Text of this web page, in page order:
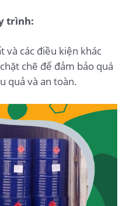
trình:
và các điều kiện khác
chẽ để đảm bảo quá
quả và an toàn.